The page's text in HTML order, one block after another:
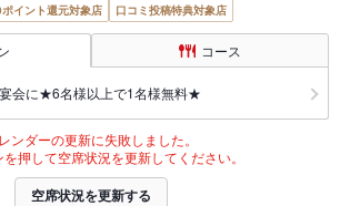
イント還元対象店 口コミ投稿特典対象店
コース
会に★6名様以上で1名様無料★
ンダーの更新に失敗しました。
押して空席状況を更新してください。
空席状況を更新する